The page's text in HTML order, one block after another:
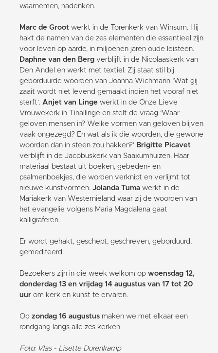
waarnemen, nadenken.
Marc de Groot werkt in de Torenkerk van Winsum. Hij
hakt de namen van de zes elementen die essentieel zijn
voor leven op aarde, in miljoenen jaren oude leisteen.
Daphne van den Berg verblijft in de Nicolaaskerk van
Den Andel en werkt met textiel. Zij staat stil bij
geborduurde woorden van Joanna Wichmann ‘Wat gij
zaait wordt niet levend gemaakt indien het vooraf niet
sterft’. Anjet van Linge werkt in de Onze Lieve
Vrouwekerk in Tinallinge en stelt de vraag ‘Waar
geloven mensen in? Welke vormen van geloven blijven
vaak ongezegd? En wat als ik die woorden, die gewone
woorden dan in steen zou hakken?’ Brigitte Picavet
verblijft in de Jacobuskerk van Saaxumhuizen. Haar
materiaal bestaat uit boeken, gebeden- en
psalmenboekjes, die worden verknipt en verlijmt tot
nieuwe kunstvormen. Jolanda Tuma werkt in de
Mariakerk van Westernieland waar zij de woorden van
het evangelie volgens Maria Magdalena gaat
kalligraferen.
Er wordt gehakt, geschept, geschreven, geborduurd,
gemediteerd.
Bezoekers zijn in die week welkom op woensdag 12,
donderdag 13 en vrijdag 14 augustus van 17 tot 20
uur om kerk en kunst te ervaren.
Op zondag 16 augustus maken we met elkaar een
rondgang langs alle zes kerken.
Foto: Vlas - Lisette Durenkamp